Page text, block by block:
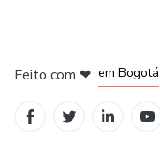
Feito com ❤ em Bogotá